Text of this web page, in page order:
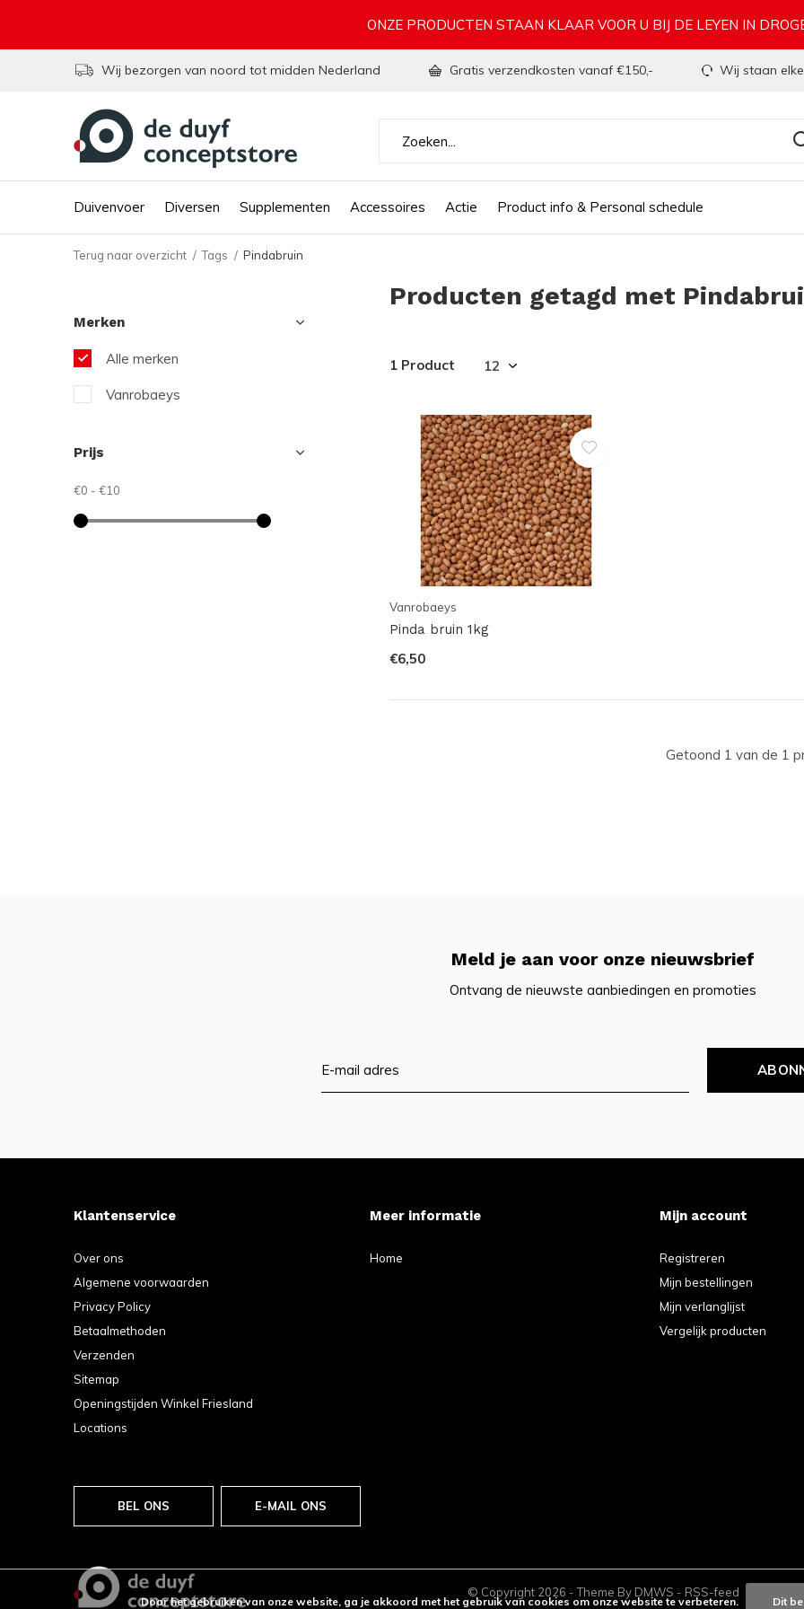
Duivenvoer Diversen Supplementen Accessoires Actie Product info & Personal schedule
Wij bezorgen van noord tot midden Nederland Gratis verzendkosten vanaf €150,- Wij staan
ONZE PRODUCTEN STAAN KLAAR VOOR U BIJ DE LEYEN IN
Terug naar overzicht Tags Pindabruin
Producten getagd met
1 Product
Vanrobaeys
Pinda bruin 1kg
€6,50
Getoond 1 van de 1
Merken
Alle merken
Vanrobaeys
Prijs
€0 - €10
Meld je aan voor onze nieuwsbrief
Ontvang de nieuwste aanbiedingen en promoties
Klantenservice
Over ons
Algemene voorwaarden
Privacy Policy
Betaalmethoden
Verzenden
Sitemap
Openingstijden Winkel Friesland
Locations
Meer informatie
Home
Mijn account
Registreren
Mijn bestellingen
Mijn verlanglijst
Vergelijk producten
BEL ONS E-MAIL ONS
© Copyright 2026 - Theme By DMWS - RSS-feed
Door het gebruiken van onze website, ga je akkoord met het gebruik van cookies om onze website te verbeteren. Dit